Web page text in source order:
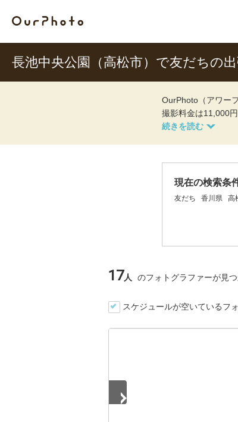
長池中央公園（高松市）で友だちの
OurPhoto（アワー
撮影料金は11,000
現在の検索条
友だち 香川県 高
17人 のフォトグラファーが見つ
スケジュールが空いているフ